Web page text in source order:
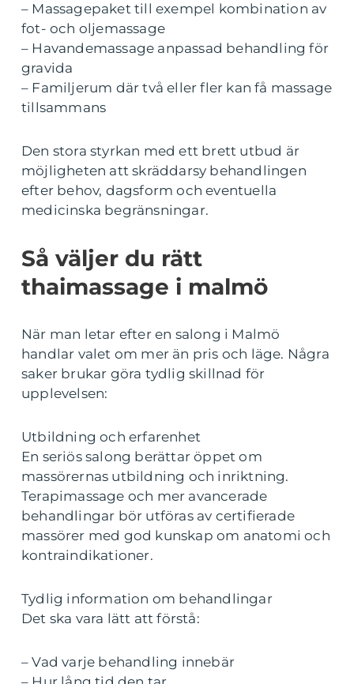
– Massagepaket till exempel kombination av
fot- och oljemassage
– Havandemassage anpassad behandling för
gravida
– Familjerum där två eller fler kan få massage
tillsammans
Den stora styrkan med ett brett utbud är
möjligheten att skräddarsy behandlingen
efter behov, dagsform och eventuella
medicinska begränsningar.
Så väljer du rätt
thaimassage i malmö
När man letar efter en salong i Malmö
handlar valet om mer än pris och läge. Några
saker brukar göra tydlig skillnad för
upplevelsen:
Utbildning och erfarenhet
En seriös salong berättar öppet om
massörernas utbildning och inriktning.
Terapimassage och mer avancerade
behandlingar bör utföras av certifierade
massörer med god kunskap om anatomi och
kontraindikationer.
Tydlig information om behandlingar
Det ska vara lätt att förstå:
– Vad varje behandling innebär